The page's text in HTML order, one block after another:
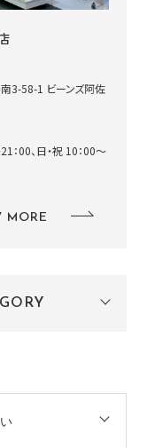
3-58-1 ビーンズ阿佐
：00、日・祝 10：00～
MORE